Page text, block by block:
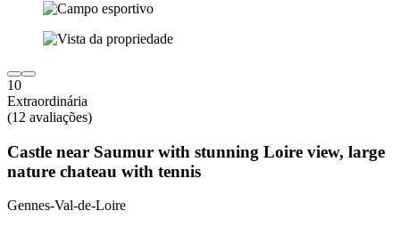
10
Extraordinária
(12 avaliações)
Castle near Saumur with stunning Loire view, large
nature chateau with tennis
Gennes-Val-de-Loire